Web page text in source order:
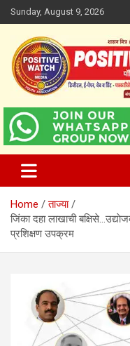
Skip
to
content
Sunday, August 9, 2026
Positive
www.positivewatch.in
Home
ताज्या
जिंका दहा लाखाची
प्रशिक्षण उपक्रम